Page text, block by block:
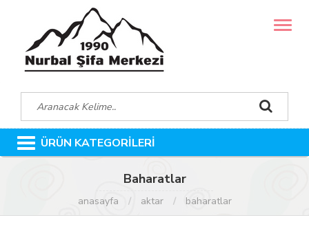
MENÜ
ÜRÜN KATEGORİLERİ
Baharatlar
anasayfa aktar baharatlar